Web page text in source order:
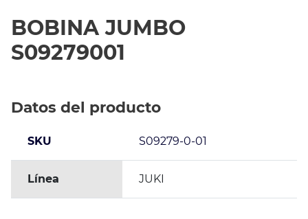
BOBINA JUMBO
S09279001
Datos del producto
SKU S09279-0-01
Línea JUKI